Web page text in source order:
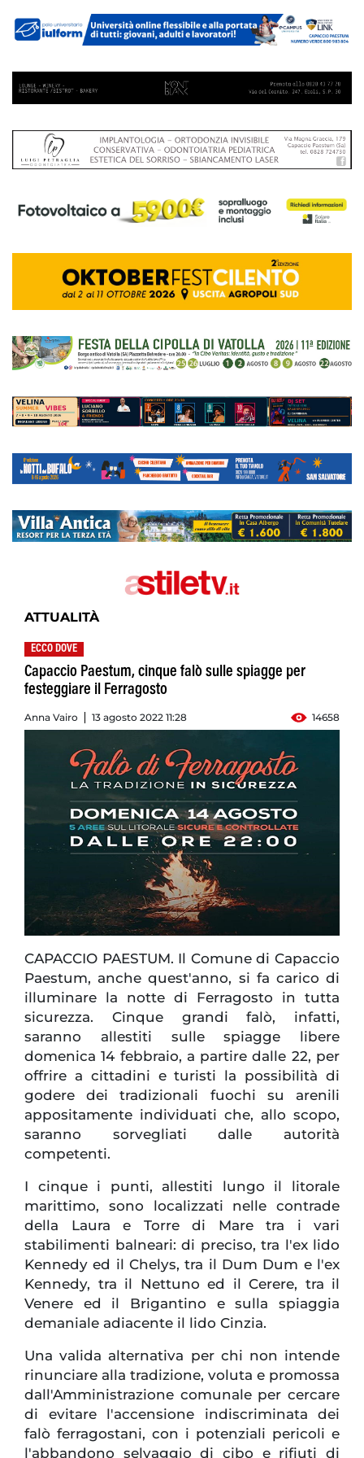
ATTUALITÀ
ECCO DOVE
Capaccio Paestum, cinque falò sulle spiagge per
festeggiare il Ferragosto
Anna Vairo 13 agosto 2022 11:28 14658
CAPACCIO PAESTUM. Il Comune di Capaccio
Paestum, anche quest'anno, si fa carico di
illuminare la notte di Ferragosto in tutta
sicurezza. Cinque grandi falò, infatti,
saranno allestiti sulle spiagge libere
domenica 14 febbraio, a partire dalle 22, per
offrire a cittadini e turisti la possibilità di
godere dei tradizionali fuochi su arenili
appositamente individuati che, allo scopo,
saranno sorvegliati dalle autorità
competenti.
I cinque i punti, allestiti lungo il litorale
marittimo, sono localizzati nelle contrade
della Laura e Torre di Mare tra i vari
stabilimenti balneari: di preciso, tra l'ex lido
Kennedy ed il Chelys, tra il Dum Dum e l'ex
Kennedy, tra il Nettuno ed il Cerere, tra il
Venere ed il Brigantino e sulla spiaggia
demaniale adiacente il lido Cinzia.
Una valida alternativa per chi non intende
rinunciare alla tradizione, voluta e promossa
dall'Amministrazione comunale per cercare
di evitare l'accensione indiscriminata dei
falò ferragostani, con i potenziali pericoli e
l'abbandono selvaggio di cibo e rifiuti di